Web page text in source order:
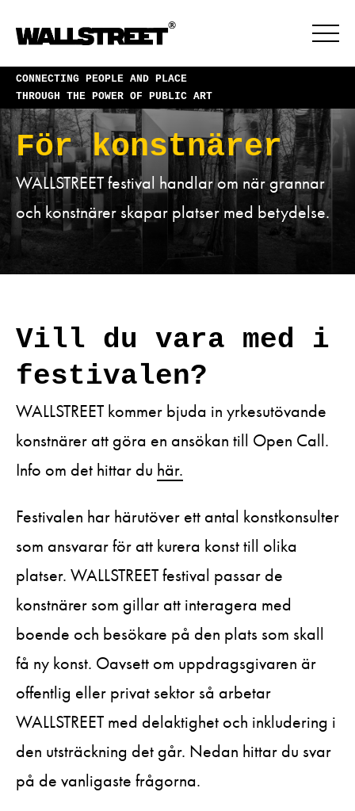
CONNECTING PEOPLE AND PLACE
THROUGH THE POWER OF PUBLIC ART
För konstnärer
WALLSTREET festival handlar om när grannar
och konstnärer skapar platser med betydelse.
Vill du vara med i
festivalen?
WALLSTREET kommer bjuda in yrkesutövande
konstnärer att göra en ansökan till Open Call.
Info om det hittar du här.
Festivalen har härutöver ett antal konstkonsulter
som ansvarar för att kurera konst till olika
platser. WALLSTREET festival passar de
konstnärer som gillar att interagera med
boende och besökare på den plats som skall
få ny konst. Oavsett om uppdragsgivaren är
offentlig eller privat sektor så arbetar
WALLSTREET med delaktighet och inkludering i
den utsträckning det går. Nedan hittar du svar
på de vanligaste frågorna.